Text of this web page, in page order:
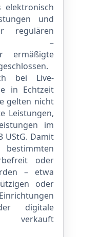
und
regulären
–
ermäßigte
bei Live-
in Echtzeit
gelten nicht
Leistungen,
im
UStG. Damit
oder
– etwa
oder
digitale
verkauft